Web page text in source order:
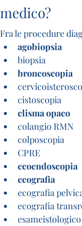
medico?
Fra le procedure
agobiopsia
biopsia
broncoscopia
cistoscopia
clisma opaco
colangio RMN
colposcopia
CPRE
ecoendoscopia
ecografia
ecografia
ecografia
esameistologico